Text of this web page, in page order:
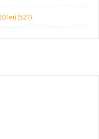
lei) (521)